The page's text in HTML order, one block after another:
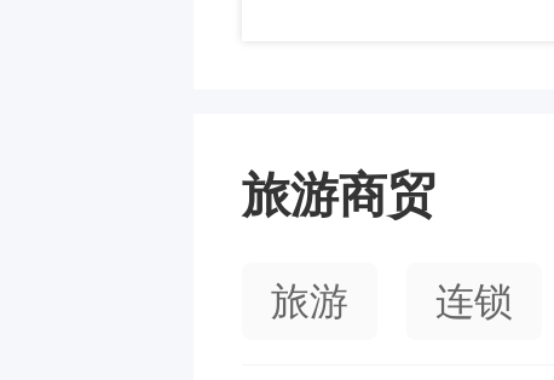
旅游商贸
旅游 连锁